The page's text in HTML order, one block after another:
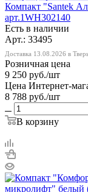
Компакт "Santek
арт.1WH302140
Есть в наличии
Арт.: 33495
Доставка 13.08.2026 в
Розничная цена
9 250 руб./шт
Цена Интернет-
8 788 руб./шт
В корзину